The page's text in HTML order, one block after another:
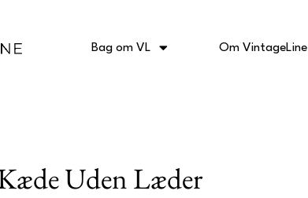
Bag om VL Om VintageLine
Uden Læder